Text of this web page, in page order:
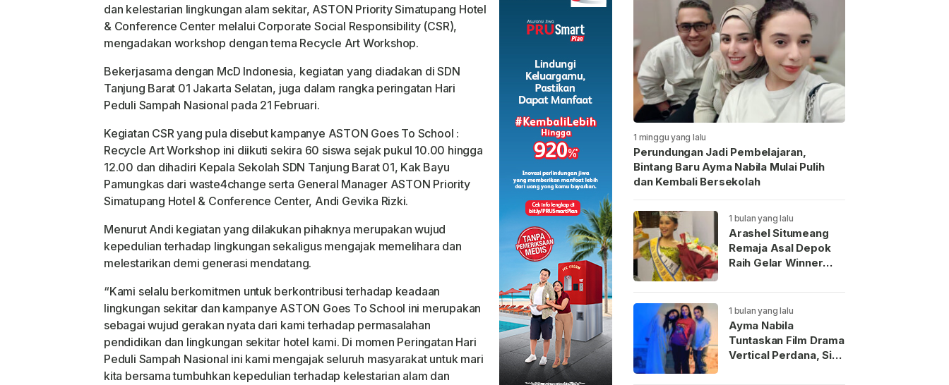
dan kelestarian lingkungan alam sekitar, ASTON Priority Simatupang Hotel
& Conference Center melalui Corporate Social Responsibility (CSR),
mengadakan workshop dengan tema Recycle Art Workshop.
Bekerjasama dengan McD Indonesia, kegiatan yang diadakan di SDN
Tanjung Barat 01 Jakarta Selatan, juga dalam rangka peringatan Hari
Peduli Sampah Nasional pada 21 Februari.
Kegiatan CSR yang pula disebut kampanye ASTON Goes To School :
Recycle Art Workshop ini diikuti sekira 60 siswa sejak pukul 10.00 hingga
12.00 dan dihadiri Kepala Sekolah SDN Tanjung Barat 01, Kak Bayu
Pamungkas dari waste4change serta General Manager ASTON Priority
Simatupang Hotel & Conference Center, Andi Gevika Rizki.
Menurut Andi kegiatan yang dilakukan pihaknya merupakan wujud
kepedulian terhadap lingkungan sekaligus mengajak memelihara dan
melestarikan demi generasi mendatang.
“Kami selalu berkomitmen untuk berkontribusi terhadap keadaan
lingkungan sekitar dan kampanye ASTON Goes To School ini merupakan
sebagai wujud gerakan nyata dari kami terhadap permasalahan
pendidikan dan lingkungan sekitar hotel kami. Di momen Peringatan Hari
Peduli Sampah Nasional ini kami mengajak seluruh masyarakat untuk mari
kita bersama tumbuhkan kepedulian terhadap kelestarian alam dan
1 minggu yang lalu
Perundungan Jadi Pembelajaran,
Bintang Baru Ayma Nabila Mulai Pulih
dan Kembali Bersekolah
1 bulan yang lalu
Arashel Situmeang
Remaja Asal Depok
Raih Gelar Winner
1 bulan yang lalu
Ayma Nabila
Tuntaskan Film Drama
Vertical Perdana, Siap